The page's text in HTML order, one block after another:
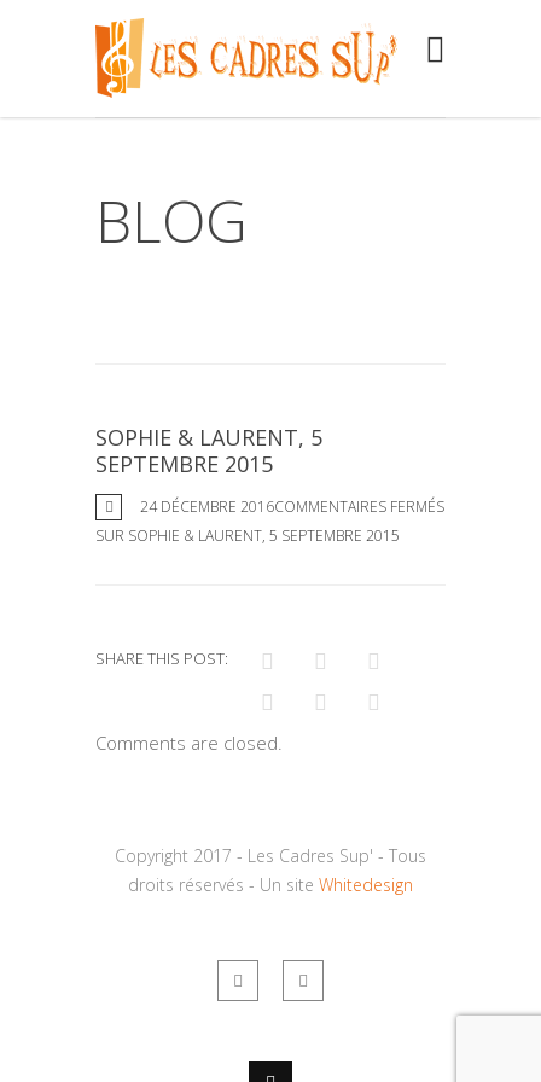
BLOG
SOPHIE & LAURENT, 5
SEPTEMBRE 2015
24 DÉCEMBRE 2016COMMENTAIRES FERMÉS
SUR SOPHIE & LAURENT, 5 SEPTEMBRE 2015
SHARE THIS POST:
Comments are closed.
Copyright 2017 - Les Cadres Sup' - Tous
droits réservés - Un site Whitedesign